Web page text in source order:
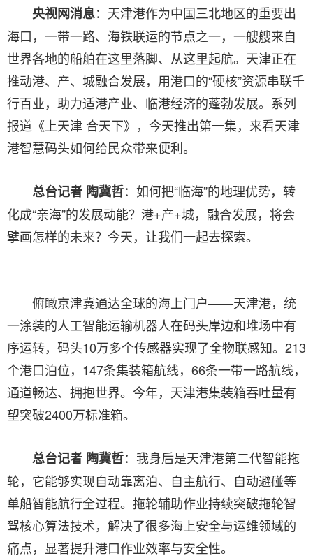
央视网消息：天津港作为中国三北地区的重要出
海口，一带一路、海铁联运的节点之一，一艘艘来自
世界各地的船舶在这里落脚、从这里起航。天津正在
推动港、产、城融合发展，用港口的“硬核”资源串联千
行百业，助力适港产业、临港经济的蓬勃发展。系列
报道《上天津 合天下》，今天推出第一集，来看天津
港智慧码头如何给民众带来便利。
总台记者 陶冀哲：如何把“临海”的地理优势，转
化成“亲海”的发展动能？港+产+城，融合发展，将会
擘画怎样的未来？今天，让我们一起去探索。
俯瞰京津冀通达全球的海上门户——天津港，统
一涂装的人工智能运输机器人在码头岸边和堆场中有
序运转，码头10万多个传感器实现了全物联感知。213
个港口泊位，147条集装箱航线，66条一带一路航线，
通道畅达、拥抱世界。今年，天津港集装箱吞吐量有
望突破2400万标准箱。
总台记者 陶冀哲：我身后是天津港第二代智能拖
轮，它能够实现自动靠离泊、自主航行、自动避碰等
单船智能航行全过程。拖轮辅助作业持续突破拖轮智
驾核心算法技术，解决了很多海上安全与运维领域的
痛点，显著提升港口作业效率与安全性。